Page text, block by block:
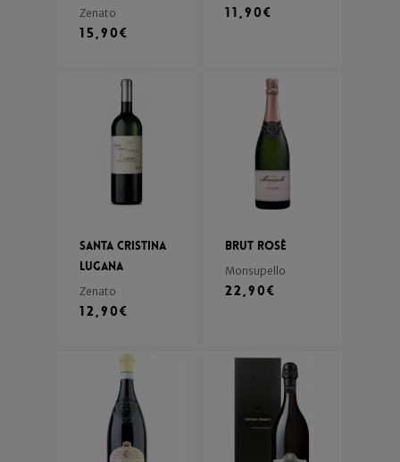
Zenato
15,90€
11,90€
Santa Cristina
Lugana
Zenato
12,90€
Brut Rosè
Monsupello
22,90€